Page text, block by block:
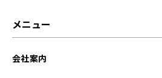
メニュー
会社案内